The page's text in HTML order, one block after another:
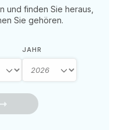
und finden Sie heraus,
Sie gehören.
JAHR